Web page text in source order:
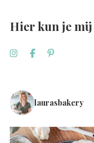
Hier kun je mij
laurasbakery